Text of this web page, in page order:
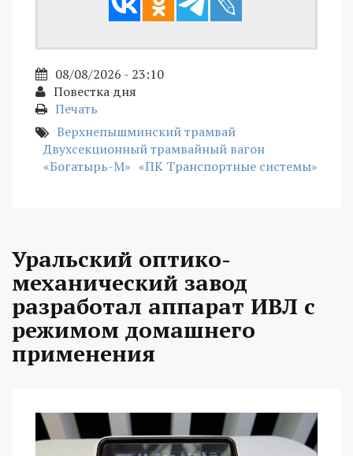
08/08/2026 - 23:10
Повестка дня
Печать
Верхнепышминский трамвай
Двухсекционный трамвайный вагон
«Богатырь-М» «ПК Транспортные системы»
Уральский оптико-
механический завод
разработал аппарат ИВЛ с
режимом домашнего
применения